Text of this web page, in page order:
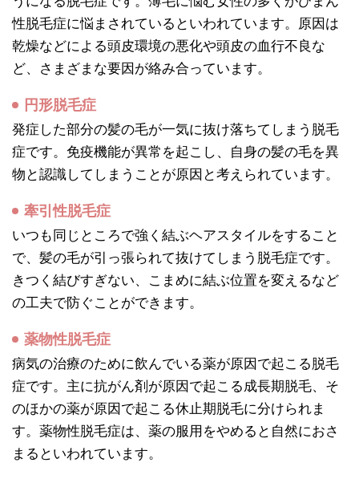
性脱毛症に悩まされているといわれています。原因は
乾燥などによる頭皮環境の悪化や頭皮の血行不良な
ど、さまざまな要因が絡み合っています。
円形脱毛症
発症した部分の髪の毛が一気に抜け落ちてしまう脱毛
症です。免疫機能が異常を起こし、自身の髪の毛を異
物と認識してしまうことが原因と考えられています。
牽引性脱毛症
いつも同じところで強く結ぶヘアスタイルをすること
で、髪の毛が引っ張られて抜けてしまう脱毛症です。
きつく結びすぎない、こまめに結ぶ位置を変えるなど
の工夫で防ぐことができます。
薬物性脱毛症
病気の治療のために飲んでいる薬が原因で起こる脱毛
症です。主に抗がん剤が原因で起こる成長期脱毛、そ
のほかの薬が原因で起こる休止期脱毛に分けられま
す。薬物性脱毛症は、薬の服用をやめると自然におさ
まるといわれています。